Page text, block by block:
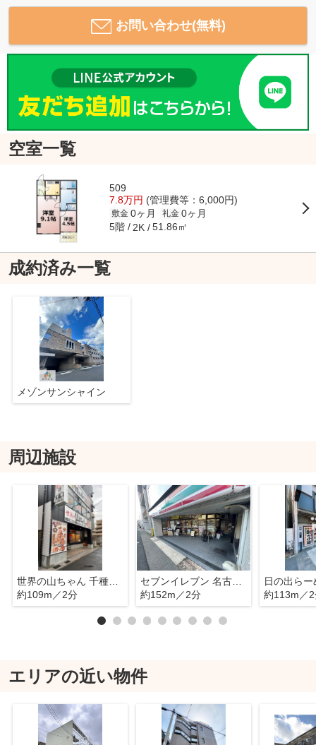
お問い合わせ(無料)
空室一覧
509
7.8万円 (管理費等：6,000円)
敷金 0ヶ月 礼金 0ヶ月
5階 2K 51.86㎡
成約済み一覧
メゾンサンシャイン
周辺施設
世界の山ちゃん 千種駅前店
約109m／2分
セブンイレブン 名古屋今池2丁目店
約152m／2分
約113m／
エリアの近い物件